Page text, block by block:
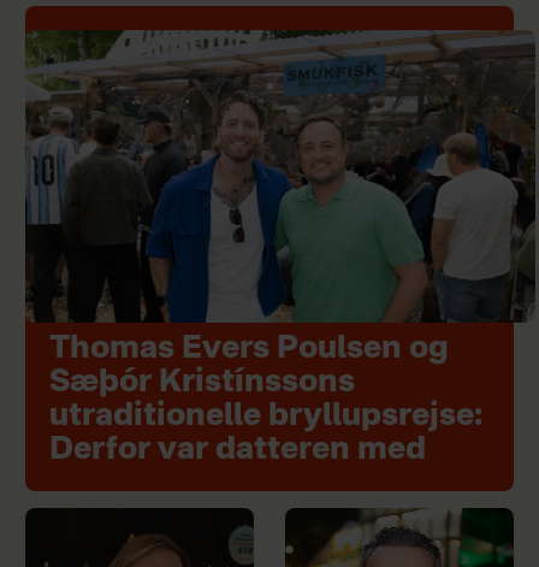
Thomas Evers Poulsen og
Sæþór Kristínssons
utraditionelle bryllupsrejse:
Derfor var datteren med